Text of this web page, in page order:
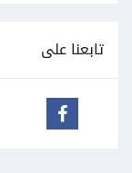
تابعنا على